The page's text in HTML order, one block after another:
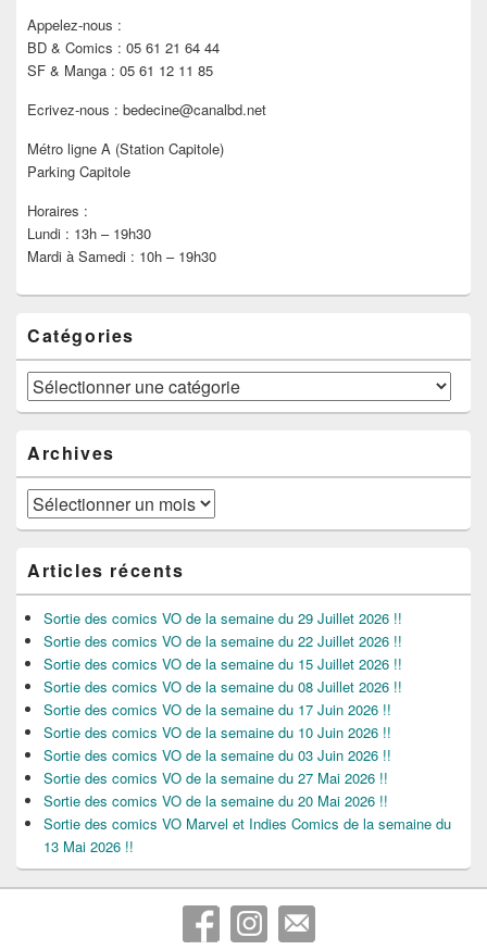
Appelez-nous :
BD & Comics : 05 61 21 64 44
SF & Manga : 05 61 12 11 85
Ecrivez-nous : bedecine@canalbd.net
Métro ligne A (Station Capitole)
Parking Capitole
Horaires :
Lundi : 13h – 19h30
Mardi à Samedi : 10h – 19h30
Catégories
Catégories
Archives
Archives
Articles récents
Sortie des comics VO de la semaine du 29 Juillet 2026 !!
Sortie des comics VO de la semaine du 22 Juillet 2026 !!
Sortie des comics VO de la semaine du 15 Juillet 2026 !!
Sortie des comics VO de la semaine du 08 Juillet 2026 !!
Sortie des comics VO de la semaine du 17 Juin 2026 !!
Sortie des comics VO de la semaine du 10 Juin 2026 !!
Sortie des comics VO de la semaine du 03 Juin 2026 !!
Sortie des comics VO de la semaine du 27 Mai 2026 !!
Sortie des comics VO de la semaine du 20 Mai 2026 !!
Sortie des comics VO Marvel et Indies Comics de la semaine du
13 Mai 2026 !!